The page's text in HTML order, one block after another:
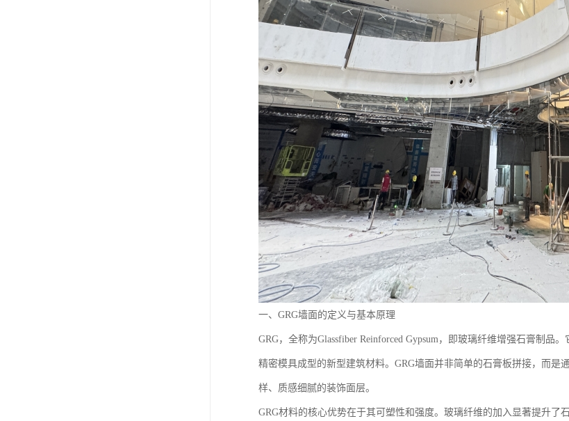
一、GRG墙面的定义与基本原理
GRG，全称为Glassfiber Reinforced Gypsum，即玻璃纤维增强石膏制
精密模具成型的新型建筑材料。GRG墙面并非简单的石膏板拼接，而
样、质感细腻的装饰面层。
GRG材料的核心优势在于其可塑性和强度。玻璃纤维的加入显著提升了